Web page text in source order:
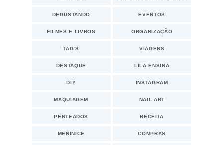
DEGUSTANDO EVENTOS
FILMES E LIVROS ORGANIZAÇÃO
TAG'S VIAGENS
DESTAQUE LILA ENSINA
DIY INSTAGRAM
MAQUIAGEM NAIL ART
PENTEADOS RECEITA
MENINICE COMPRAS